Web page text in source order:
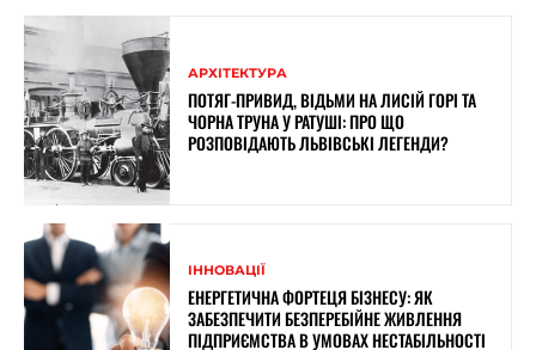
АРХІТЕКТУРА
ПОТЯГ-ПРИВИД, ВІДЬМИ НА ЛИСІЙ ГОРІ ТА
ЧОРНА ТРУНА У РАТУШІ: ПРО ЩО
РОЗПОВІДАЮТЬ ЛЬВІВСЬКІ ЛЕГЕНДИ?
ІННОВАЦІЇ
ЕНЕРГЕТИЧНА ФОРТЕЦЯ БІЗНЕСУ: ЯК
ЗАБЕЗПЕЧИТИ БЕЗПЕРЕБІЙНЕ ЖИВЛЕННЯ
ПІДПРИЄМСТВА В УМОВАХ НЕСТАБІЛЬНОСТІ